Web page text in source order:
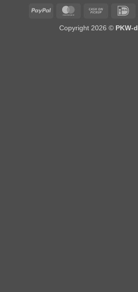
PayPal MasterCardCash
Pickup
Copyright 2026 © PKW-